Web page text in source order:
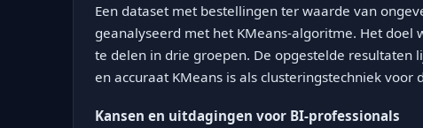
Een dataset met bestellingen ter waarde van
geanalyseerd met het KMeans-algoritme. Het
te delen in drie groepen. De opgestelde resultaten
en accuraat KMeans is als clusteringstechniek voor
Kansen en uitdagingen voor BI-professionals